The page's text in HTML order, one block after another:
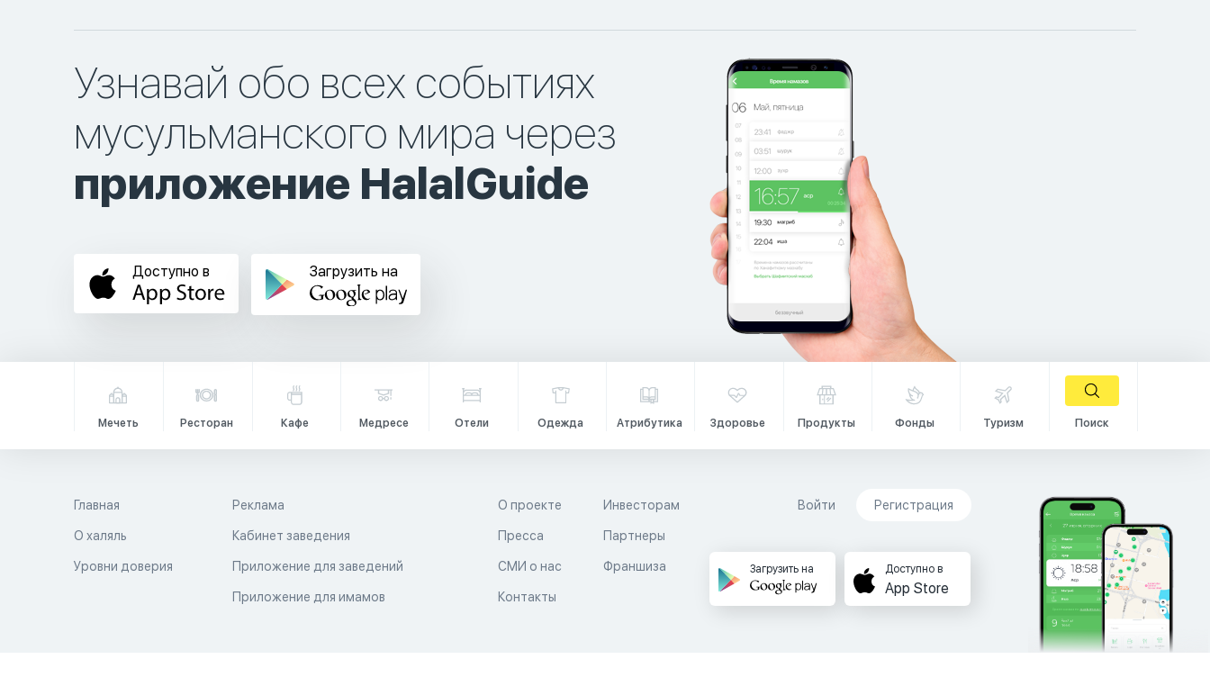
Узнавай обо всех событиях
мусульманского мира через
приложение HalalGuide
Доступно в Загрузить на
Мечеть Ресторан Кафе Медресе Отели Одежда Атрибутика Здоровье Продукты Фонды Туризм Поиск
Главная
О халяль
Уровни доверия
Реклама
Кабинет заведения
Приложение для заведений
Приложение для имамов
О проекте
Пресса
СМИ о нас
Контакты
Инвесторам
Партнеры
Франшиза
Войти Регистрация
Загрузить на Доступно в
App Store